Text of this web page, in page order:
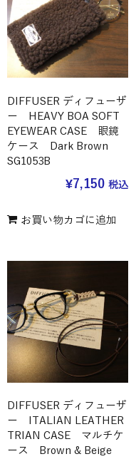
DIFFUSER ディフューザ
ー HEAVY BOA SOFT
EYEWEAR CASE 眼鏡
ケース Dark Brown
SG1053B
¥7,150 税込
お買い物カゴに追加
DIFFUSER ディフューザ
ー ITALIAN LEATHER
TRIAN CASE マルチケ
ース Brown & Beige